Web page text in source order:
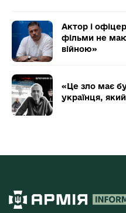
Актор і
фільми не
війною»
«Це зло має
українця,